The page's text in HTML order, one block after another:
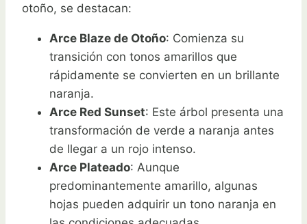
otoño, se destacan:
Arce Blaze de Otoño: Comienza su
transición con tonos amarillos que
rápidamente se convierten en un brillante
naranja.
Arce Red Sunset: Este árbol presenta una
transformación de verde a naranja antes
de llegar a un rojo intenso.
Arce Plateado: Aunque
predominantemente amarillo, algunas
hojas pueden adquirir un tono naranja en